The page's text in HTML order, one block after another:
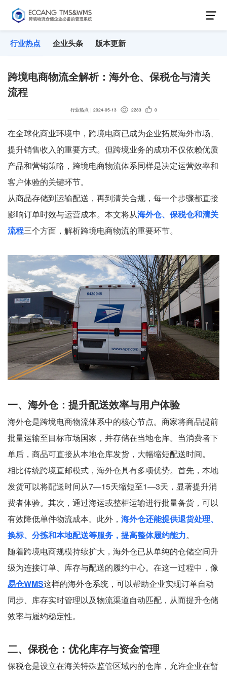
行业热点 企业头条 版本更新
跨境电商物流全解析：海外仓、保税仓与清关
流程
行业热点 ｜ 2024-05-13 2283 0
在全球化商业环境中，跨境电商已成为企业拓展海外市场、
提升销售收入的重要方式。但跨境业务的成功不仅依赖优质
产品和营销策略，跨境电商物流体系同样是决定运营效率和
客户体验的关键环节。
从商品存储到运输配送，再到清关合规，每一个步骤都直接
影响订单时效与运营成本。本文将从海外仓、保税仓和清关
流程三个方面，解析跨境电商物流的重要环节。
一、海外仓：提升配送效率与用户体验
海外仓是跨境电商物流体系中的核心节点。商家将商品提前
批量运输至目标市场国家，并存储在当地仓库。当消费者下
单后，商品可直接从本地仓库发货，大幅缩短配送时间。
相比传统跨境直邮模式，海外仓具有多项优势。首先，本地
发货可以将配送时间从7—15天缩短至1—3天，显著提升消
费者体验。其次，通过海运或整柜运输进行批量备货，可以
有效降低单件物流成本。此外， 海外仓还能提供退货处理、
换标、分拣和本地配送等服务，提高整体履约能力。
随着跨境电商规模持续扩大，海外仓已从单纯的仓储空间升
级为连接订单、库存与配送的履约中心。在这一过程中，像
易仓WMS这样的海外仓系统，可以帮助企业实现订单自动
同步、库存实时管理以及物流渠道自动匹配，从而提升仓储
效率与履约稳定性。
二、保税仓：优化库存与资金管理
保税仓是设立在海关特殊监管区域内的仓库，允许企业在暂